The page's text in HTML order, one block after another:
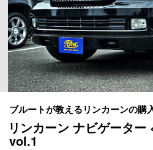
ブルートが教えるリンカーンの購
リンカーン ナビゲーター
vol.1